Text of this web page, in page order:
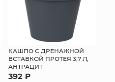
КАШПО С ДРЕНАЖНОЙ
ВСТАВКОЙ ПРОТЕЯ 3,7 Л,
АНТРАЦИТ
392 ₽